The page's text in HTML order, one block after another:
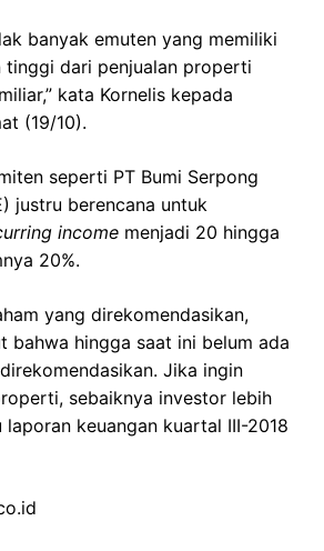
banyak emuten yang memiliki
tinggi dari penjualan properti
kata Kornelis kepada
(19/10).
seperti PT Bumi Serpong
justru berencana untuk
income menjadi 20 hingga
20%.
yang direkomendasikan,
bahwa hingga saat ini belum ada
Jika ingin
sebaiknya investor lebih
laporan keuangan kuartal III-2018